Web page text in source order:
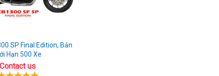
SP Final Edition, Bản
Hạn 500 Xe
Contact us